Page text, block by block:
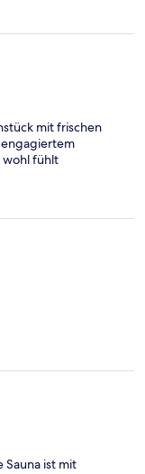
mit frischen
engagiertem
wohl fühlt
Sauna ist mit